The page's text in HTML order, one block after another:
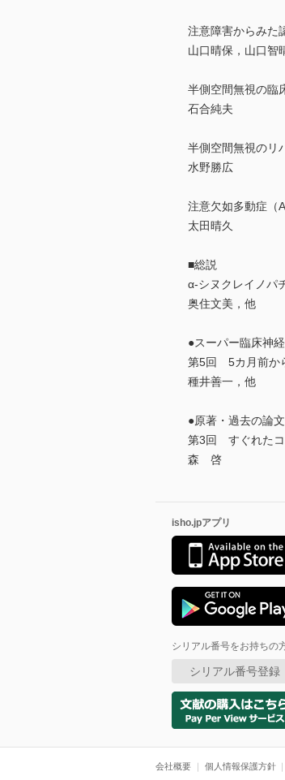
注意障害からみた
山口晴保，山口智
半側空間無視の臨
石合純夫
半側空間無視のリ
水野勝広
注意欠如多動症（
太田晴久
■総説
α-シヌクレイノパ
奥住文美，他
●スーパー臨床神
第5回 5カ月前か
種井善一，他
●原著・過去の論
第3回 すぐれたコ
森 啓
isho.jpアプリ
シリアル番号をお持ちの
シリアル番号登録
会社概要 個人情報保護方針